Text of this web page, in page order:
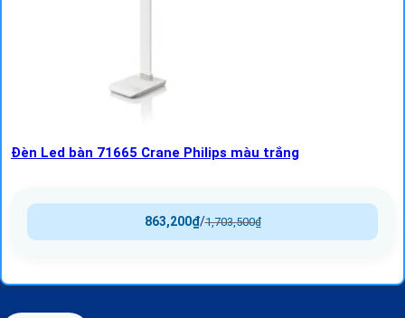
Đèn Led bàn 71665 Crane Philips màu trắng
1,703,500₫
/
863,200₫